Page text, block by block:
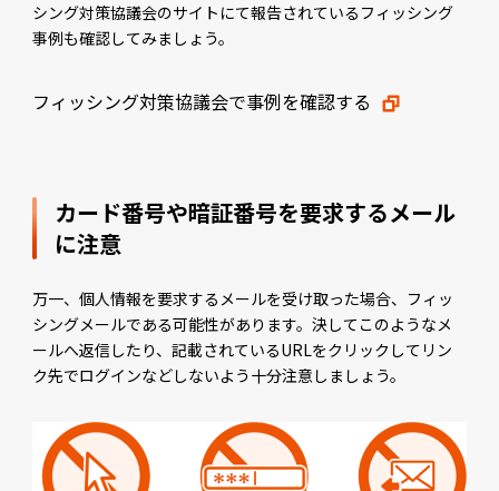
シング対策協議会のサイトにて報告されているフィッシング
事例も確認してみましょう。
フィッシング対策協議会で事例を確認する
カード番号や暗証番号を要求するメール
に注意
万一、個人情報を要求するメールを受け取った場合、フィッ
シングメールである可能性があります。決してこのようなメ
ールへ返信したり、記載されているURLをクリックしてリン
ク先でログインなどしないよう十分注意しましょう。